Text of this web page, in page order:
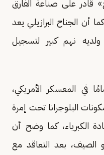
قادر على صناعة الفارق
أن الجناح البرازيلي يعد
نهم كبير لتسجيل
في المعسكر الأمريكي،
البلوجرانا تحت إمرة
الكبرياء، كما وضح أن
الصيف، بعد التعاقد مع